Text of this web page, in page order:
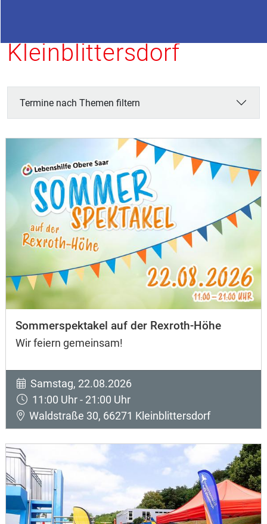
Kleinblittersdorf
Termine nach Themen filtern
Sommerspektakel auf der Rexroth-Höhe
Wir feiern gemeinsam!
Samstag, 22.08.2026
11:00 Uhr - 21:00 Uhr
Waldstraße 30, 66271 Kleinblittersdorf